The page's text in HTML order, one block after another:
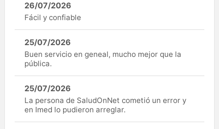
26/07/2026
Fácil y confiable
25/07/2026
Buen servicio en geneal, mucho mejor que la
pública.
25/07/2026
La persona de SaludOnNet cometió un error y
en Imed lo pudieron arreglar.